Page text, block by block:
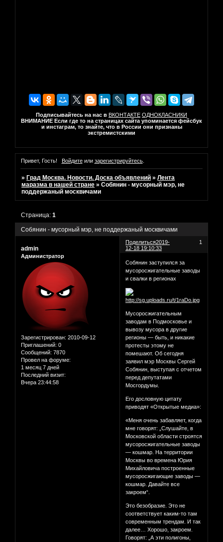
Подписывайтесь на нас в ВКОНТАКТЕ ОДНОКЛАСНИКИ
ВНИМАНИЕ Если где то на страницах сайта упоминается фейсбук
и инстаграм, то знайте, что в России они признаны
экстремистскими
Привет, Гость! Войдитеили зарегистрируйтесь.
» Град Москва. Новости. Доска объявлений »Лента
маразма в нашей стране »Собянин - мусорный мэр, не
поддержаный москвичами
Собянин - мусорный мэр, не поддержаный москвичами
Страница:1
Поделиться 1
2019-
12-18 19:10:33
admin
Администратор
Зарегистрирован: 2010-09-12
Приглашений: 0
Сообщений: 7870
Провел на форуме:
1 месяц 7 дней
Последний визит:
Вчера 23:44:58
Собянин заступился за
мусоросжигательные заводы
и свалки в регионах
Мусоросжигательным
заводам в Подмосковье и
вывозу мусора в другие
регионы — быть, и никакие
протесты этому не
помешают. Об сегодня
заявил мэр Москвы Сергей
Собянин, выступая с отчетом
перед депутатами
Мосгордумы.
Его дословную цитату
приводят «Открытые медиа»:
«Меня очень забавляет, когда
мне говорят: „Cлушайте, в
Московской области строятся
мусоросжигательные заводы
— кошмар. На территории
Москвы во времена Юрия
Михайловича построенные
мусоросжигающие заводы —
кошмар. Давайте все
закроем“.
Это безобразие. Это не
соответствует каким-то там
современным трендам. И так
далее… Хорошо, закроем.
Говорят: „А эти полигоны,